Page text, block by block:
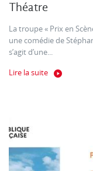
Théatre
La troupe « Prix en
une comédie de
s’agit d’une...
Lire la suite